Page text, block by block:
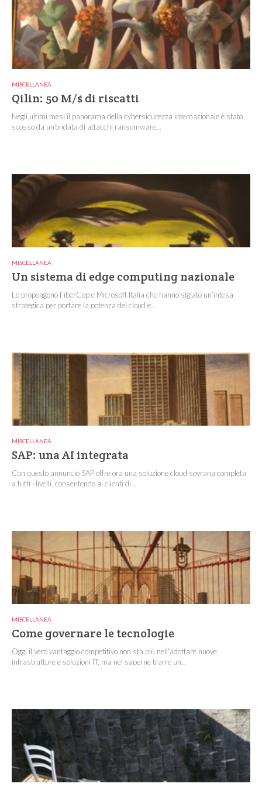
MISCELLANEA
Qilin: 50 M/$ di riscatti
Negli ultimi mesi il panorama della cybersicurezza internazionale è stato
scosso da un’ondata di attacchi ransomware...
MISCELLANEA
Un sistema di edge computing nazionale
Lo propongono FiberCop e Microsoft Italia che hanno siglato un’intesa
strategica per portare la potenza del cloud e...
MISCELLANEA
SAP: una AI integrata
Con questo annuncio SAP offre ora una soluzione cloud sovrana completa
a tutti i livelli, consentendo ai clienti di...
MISCELLANEA
Come governare le tecnologie
Oggi il vero vantaggio competitivo non sta più nell'adottare nuove
infrastrutture e soluzioni IT, ma nel saperne trarre un...